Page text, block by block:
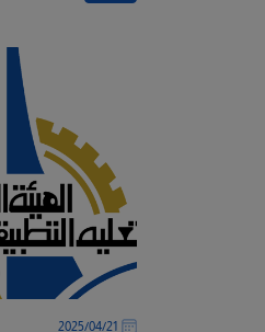
21‏/04‏/2025